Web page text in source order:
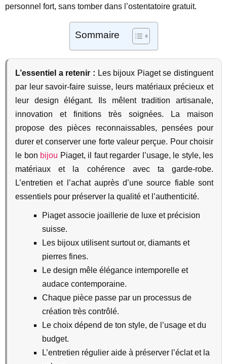
personnel fort, sans tomber dans l’ostentatoire gratuit.
Sommaire
L’essentiel a retenir : Les bijoux Piaget se distinguent
par leur savoir-faire suisse, leurs matériaux précieux et
leur design élégant. Ils mêlent tradition artisanale,
innovation et finitions très soignées. La maison
propose des pièces reconnaissables, pensées pour
durer et conserver une forte valeur perçue. Pour choisir
le bon bijou Piaget, il faut regarder l’usage, le style, les
matériaux et la cohérence avec ta garde-robe.
L’entretien et l’achat auprès d’une source fiable sont
essentiels pour préserver la qualité et l’authenticité.
Piaget associe joaillerie de luxe et précision
suisse.
Les bijoux utilisent surtout or, diamants et
pierres fines.
Le design mêle élégance intemporelle et
audace contemporaine.
Chaque pièce passe par un processus de
création très contrôlé.
Le choix dépend de ton style, de l’usage et du
budget.
L’entretien régulier aide à préserver l’éclat et la